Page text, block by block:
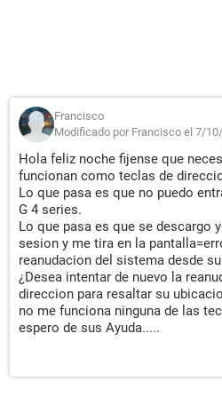
Francisco
Modificado por Francisco el 7/
Hola feliz noche fijense que
funcionan como teclas de
Lo que pasa es que no puedo
G 4 series.
Lo que pasa es que se descargo
sesion y me tira en la
reanudacion del sistema desde
¿Desea intentar de nuevo la
direccion para resaltar su
no me funciona ninguna de las
espero de sus Ayuda.....